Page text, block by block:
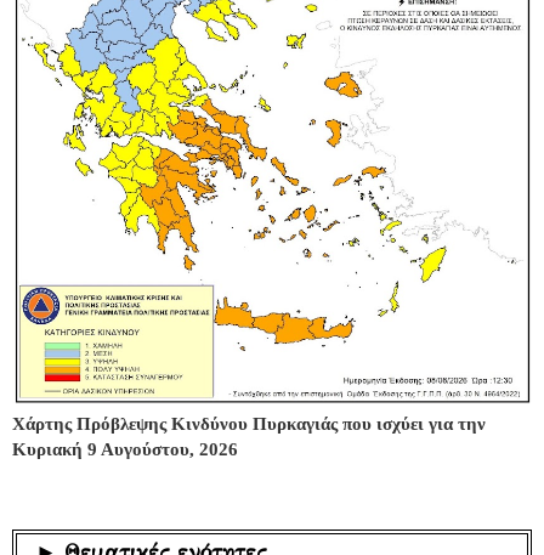
Χάρτης Πρόβλεψης Κινδύνου Πυρκαγιάς που ισχύει για την
Κυριακή 9 Αυγούστου, 2026